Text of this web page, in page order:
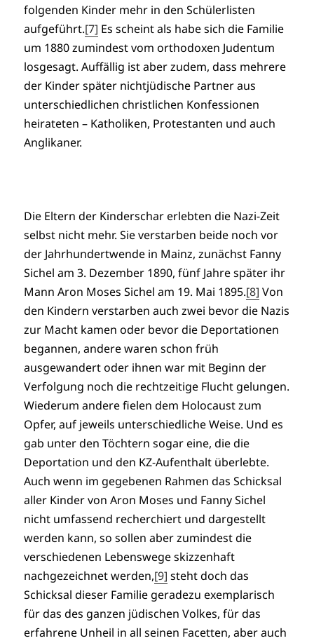
folgenden Kinder mehr in den Schülerlisten
aufgeführt.[7] Es scheint als habe sich die Familie
um 1880 zumindest vom orthodoxen Judentum
losgesagt. Auffällig ist aber zudem, dass mehrere
der Kinder später nichtjüdische Partner aus
unterschiedlichen christlichen Konfessionen
heirateten – Katholiken, Protestanten und auch
Anglikaner.
Die Eltern der Kinderschar erlebten die Nazi-Zeit
selbst nicht mehr. Sie verstarben beide noch vor
der Jahrhundertwende in Mainz, zunächst Fanny
Sichel am 3. Dezember 1890, fünf Jahre später ihr
Mann Aron Moses Sichel am 19. Mai 1895.[8] Von
den Kindern verstarben auch zwei bevor die Nazis
zur Macht kamen oder bevor die Deportationen
begannen, andere waren schon früh
ausgewandert oder ihnen war mit Beginn der
Verfolgung noch die rechtzeitige Flucht gelungen.
Wiederum andere fielen dem Holocaust zum
Opfer, auf jeweils unterschiedliche Weise. Und es
gab unter den Töchtern sogar eine, die die
Deportation und den KZ-Aufenthalt überlebte.
Auch wenn im gegebenen Rahmen das Schicksal
aller Kinder von Aron Moses und Fanny Sichel
nicht umfassend recherchiert und dargestellt
werden kann, so sollen aber zumindest die
verschiedenen Lebenswege skizzenhaft
nachgezeichnet werden,[9] steht doch das
Schicksal dieser Familie geradezu exemplarisch
für das des ganzen jüdischen Volkes, für das
erfahrene Unheil in all seinen Facetten, aber auch